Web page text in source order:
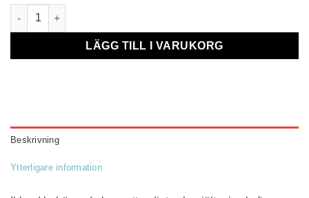
Grimskaft mängd
LÄGG TILL I VARUKORG
Beskrivning
Ytterligare information